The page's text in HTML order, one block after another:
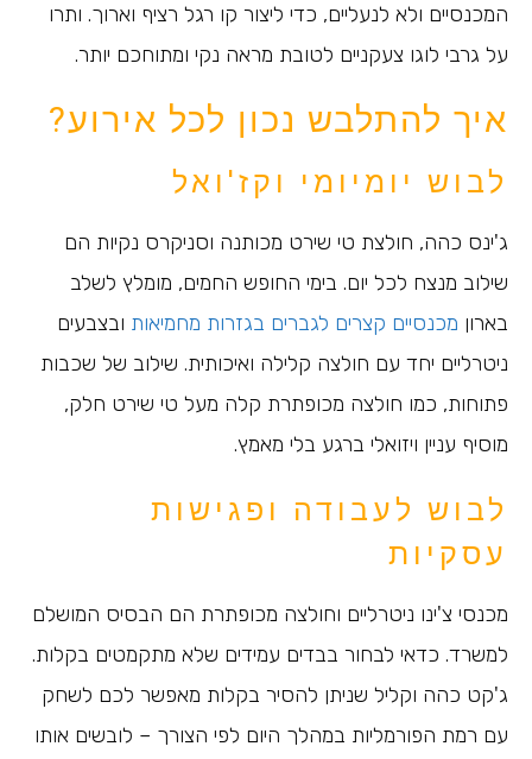
המכנסיים ולא לנעליים, כדי ליצור קו רגל רציף וארוך. ותרו
על גרבי לוגו צעקניים לטובת מראה נקי ומתוחכם יותר.
איך להתלבש נכון לכל אירוע?
לבוש יומיומי וקז'ואל
ג'ינס כהה, חולצת טי שירט מכותנה וסניקרס נקיות הם
שילוב מנצח לכל יום. בימי החופש החמים, מומלץ לשלב
בארון מכנסיים קצרים לגברים בגזרות מחמיאות ובצבעים
ניטרליים יחד עם חולצה קלילה ואיכותית. שילוב של שכבות
פתוחות, כמו חולצה מכופתרת קלה מעל טי שירט חלק,
מוסיף עניין ויזואלי ברגע בלי מאמץ.
לבוש לעבודה ופגישות
עסקיות
מכנסי צ'ינו ניטרליים וחולצה מכופתרת הם הבסיס המושלם
למשרד. כדאי לבחור בבדים עמידים שלא מתקמטים בקלות.
ג'קט כהה וקליל שניתן להסיר בקלות מאפשר לכם לשחק
עם רמת הפורמליות במהלך היום לפי הצורך – לובשים אותו